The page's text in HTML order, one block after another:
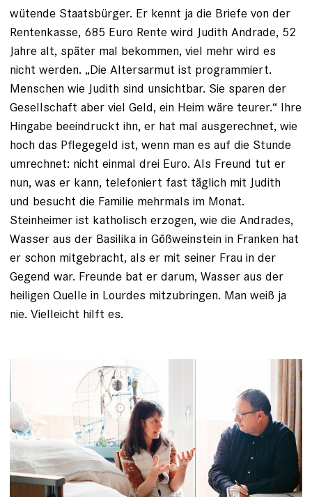
wütende Staatsbürger. Er kennt ja die Briefe von der
Rentenkasse, 685 Euro Rente wird ­Judith Andrade, 52
Jahre alt, später mal bekommen, viel mehr wird es
nicht werden. „Die Altersarmut ist programmiert.
Menschen wie Judith sind unsichtbar. Sie sparen der
Gesellschaft aber viel Geld, ein Heim wäre teurer.“ Ihre
Hingabe beeindruckt ihn, er hat mal ausgerechnet, wie
hoch das Pflegegeld ist, wenn man es auf die Stunde
umrechnet: nicht einmal drei Euro. Als Freund tut er
nun, was er kann, telefoniert fast täglich mit Judith
und besucht die Familie mehrmals im Monat.
Steinheimer ist katholisch erzogen, wie die Andrades,
Wasser aus der Basilika in Gößweinstein in Franken hat
er schon mitgebracht, als er mit seiner Frau in der
Gegend war. Freunde bat er darum, Wasser aus der
heiligen Quelle in Lourdes mitzubringen. Man weiß ja
nie. Vielleicht hilft es.